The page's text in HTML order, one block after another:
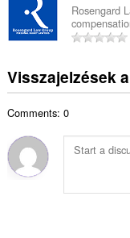
z
á
:
t
lr
t
l
Rosengard
z
r
Visszajelzések
Comments: 0